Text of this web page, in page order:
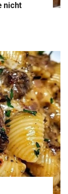
nicht